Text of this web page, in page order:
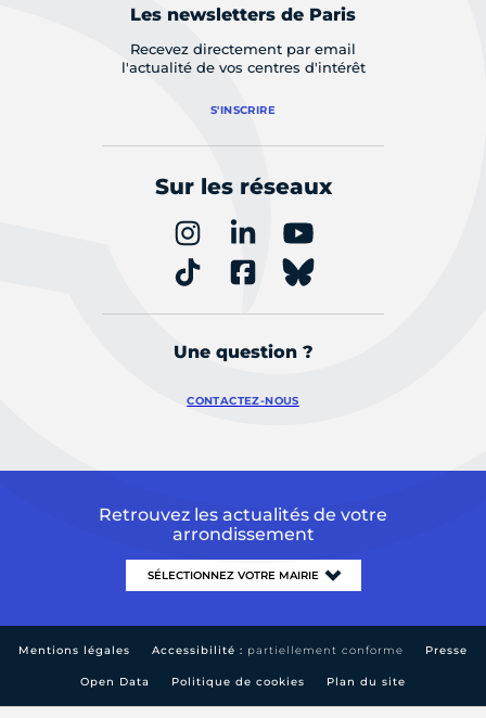
Les newsletters de Paris
Recevez directement par email
l'actualité de vos centres d'intérêt
S'INSCRIRE
Sur les réseaux
Une question ?
CONTACTEZ-NOUS
Retrouvez les actualités de votre
arrondissement
Mentions légales Accessibilité : partiellement conforme Presse
Open Data Politique de cookies Plan du site